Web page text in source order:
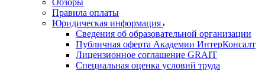
Обзоры
Правила оплаты
Юридическая информация
Сведения об образовательной организации
Публичная оферта Академии ИнтерКонсалт
Лицензионное соглашение GRAIT
Специальная оценка условий труда